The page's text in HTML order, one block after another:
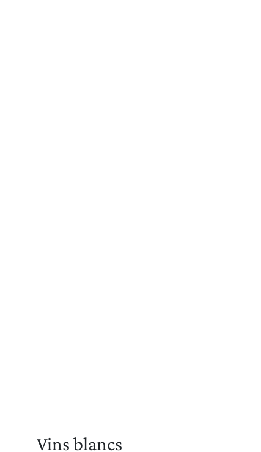
Vins blancs